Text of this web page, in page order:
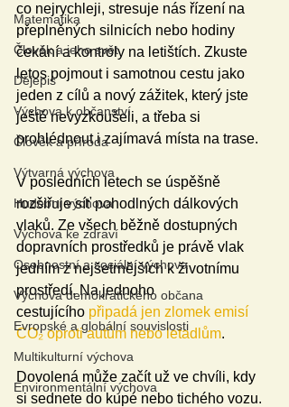
Matematika
Člověk a jeho svět
Dějepis
Výchova k občanství
Člověk a příroda
Výtvarná výchova
Hudební výchova
Výchova ke zdraví
Osobnostní a sociální výchova
Výchova demokratického občana
Evropské a globální souvislosti
Multikulturní výchova
Environmentální výchova
co nejrychleji, stresuje nás řízení na
přeplněných silnicích nebo hodiny
čekání a kontroly na letištích. Zkuste
letos pojmout i samotnou cestu jako
jeden z cílů a nový zážitek, který jste
ještě nevyzkoušeli, a třeba si
prohlédnout i zajímavá místa na trase.
V posledních letech se úspěšně
rozšiřuje síť pohodlných dálkových
vlaků. Ze všech běžně dostupných
dopravních prostředků je právě vlak
jedním z nejšetrnějších k životnímu
prostředí. Na jednoho
cestujícího připadá jen zlomek emisí
CO₂ oproti autům nebo letadlům.
Dovolená může začít už ve chvíli, kdy
si sednete do kupé nebo tichého vozu.